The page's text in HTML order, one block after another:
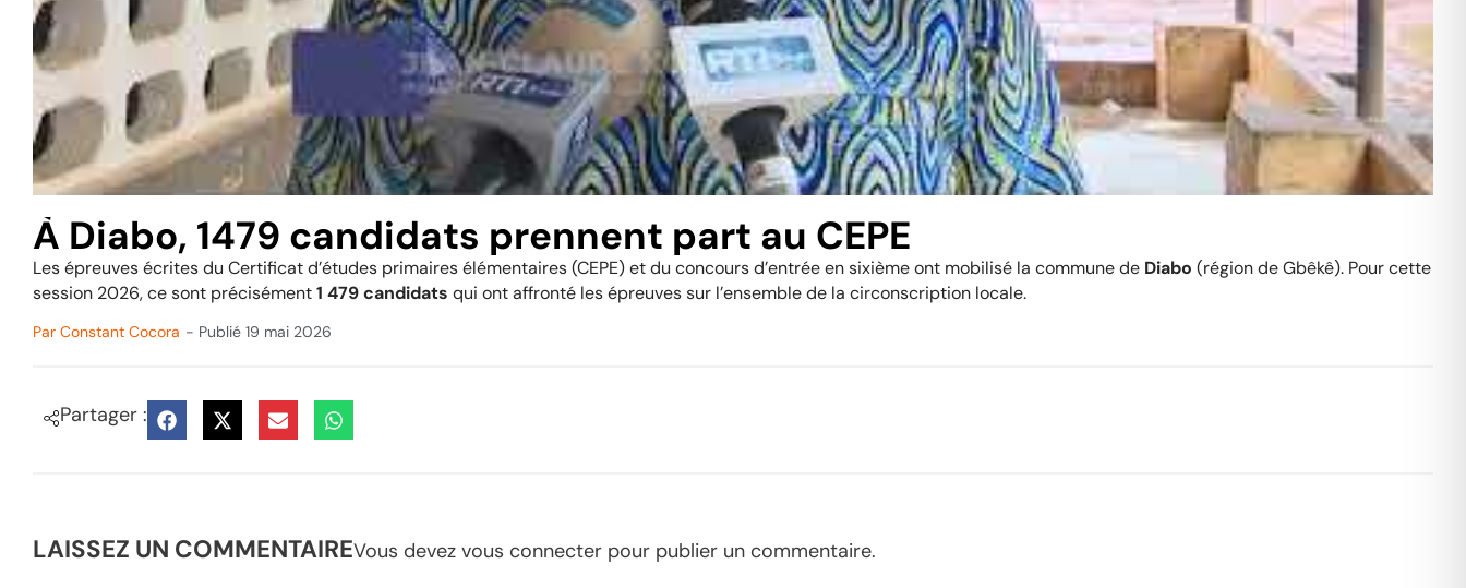
À Diabo, 1479 candidats prennent part au CEPE
Les épreuves écrites du Certificat d’études primaires élémentaires (CEPE) et du concours d’entrée en sixième ont mobilisé la commune de Diabo (région de Gbêkê). Pour cette
session 2026, ce sont précisément1 479 candidats qui ont affronté les épreuves sur l’ensemble de la circonscription locale.
Par Constant Cocora - Publié 19 mai 2026
Partager :
LAISSEZ UN COMMENTAIREVous devez vous connecter pour publier un commentaire.